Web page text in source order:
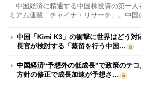
中国経済に精通する中国株投資の第一人
ミアム連載「チャイナ・リサーチ」。中国
中国「Kimi K3」の衝撃に世界はどう
長官が検討する「蒸留を行う中国…
中国経済“予想外の低成長”で政策のテ
方針の修正で成長加速が予想さ…